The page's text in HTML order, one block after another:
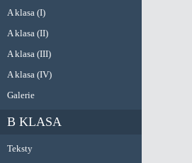
A klasa (I)
A klasa (II)
A klasa (III)
A klasa (IV)
Galerie
B KLASA
Teksty